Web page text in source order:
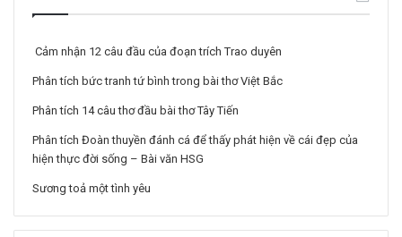
Cảm nhận 12 câu đầu của đoạn trích Trao duyên
Phân tích bức tranh tứ bình trong bài thơ Việt Bắc
Phân tích 14 câu thơ đầu bài thơ Tây Tiến
Phân tích Đoàn thuyền đánh cá để thấy phát hiện về cái đẹp của
hiện thực đời sống – Bài văn HSG
Sương toả một tình yêu